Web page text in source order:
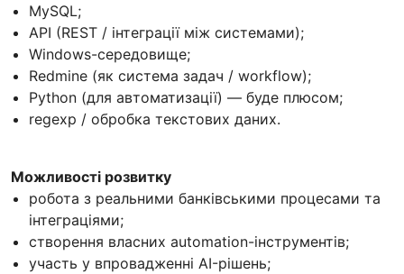
MySQL;
API (REST / інтеграції між системами);
Windows-середовище;
Redmine (як система задач / workflow);
Python (для автоматизації) — буде плюсом;
regexp / обробка текстових даних.
Можливості розвитку
робота з реальними банківськими процесами та
інтеграціями;
створення власних automation-інструментів;
участь у впровадженні AI-рішень;